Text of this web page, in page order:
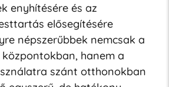
enyhítésére és az
elősegítésére
népszerűbbek nemcsak a
hanem a
szánt otthonokban